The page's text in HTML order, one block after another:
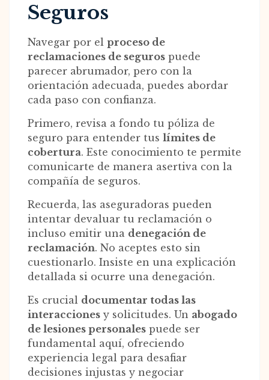
Seguros
Navegar por el proceso de
reclamaciones de seguros puede
parecer abrumador, pero con la
orientación adecuada, puedes abordar
cada paso con confianza.
Primero, revisa a fondo tu póliza de
seguro para entender tus límites de
cobertura. Este conocimiento te permite
comunicarte de manera asertiva con la
compañía de seguros.
Recuerda, las aseguradoras pueden
intentar devaluar tu reclamación o
incluso emitir una denegación de
reclamación. No aceptes esto sin
cuestionarlo. Insiste en una explicación
detallada si ocurre una denegación.
Es crucial documentar todas las
interacciones y solicitudes. Un abogado
de lesiones personales puede ser
fundamental aquí, ofreciendo
experiencia legal para desafiar
decisiones injustas y negociar